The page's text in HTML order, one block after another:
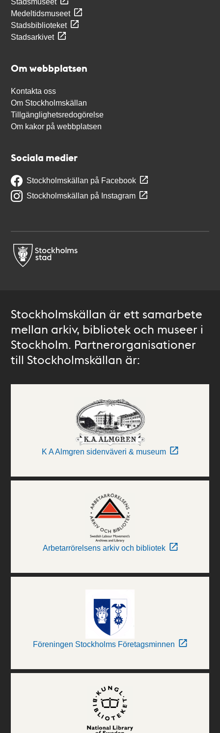
Stadsmuseet
Medeltidsmuseet
Stadsbiblioteket
Stadsarkivet
Om webbplatsen
Kontakta oss
Om Stockholmskällan
Tillgänglighetsredogörelse
Om kakor på webbplatsen
Sociala medier
Stockholmskällan på Facebook
Stockholmskällan på Instagram
Stockholmskällan är ett samarbete
mellan arkiv, bibliotek och museer i
Stockholm. Partnerorganisationer
till Stockholmskällan är:
K A Almgren sidenväveri & museum
Arbetarrörelsens arkiv och bibliotek
Föreningen Stockholms Företagsminnen